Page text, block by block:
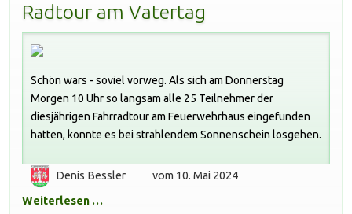
Radtour am Vatertag
Schön wars - soviel vorweg. Als sich am Donnerstag
Morgen 10 Uhr so langsam alle 25 Teilnehmer der
diesjährigen Fahrradtour am Feuerwehrhaus eingefunden
hatten, konnte es bei strahlendem Sonnenschein losgehen.
Denis Bessler vom 10. Mai 2024
Weiterlesen …